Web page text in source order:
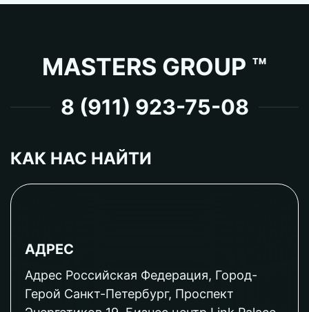
MASTERS GROUP ™
8 (911) 923-75-08
КАК НАС НАЙТИ
АДРЕС
Адрес Российская Федерация, Город-
Герой Санкт-Петербург, Проспект